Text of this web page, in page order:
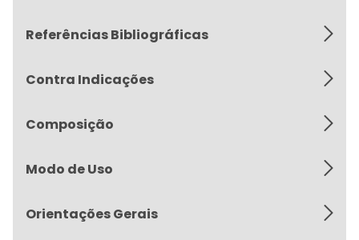
Referências Bibliográficas
Contra Indicações
Composição
Modo de Uso
Orientações Gerais